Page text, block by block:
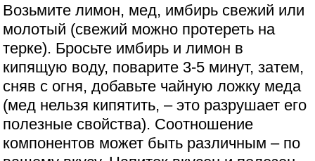
Возьмите лимон, мед, имбирь свежий или
молотый (свежий можно протереть на
терке). Бросьте имбирь и лимон в
кипящую воду, поварите 3-5 минут, затем,
сняв с огня, добавьте чайную ложку меда
(мед нельзя кипятить, – это разрушает его
полезные свойства). Соотношение
компонентов может быть различным – по